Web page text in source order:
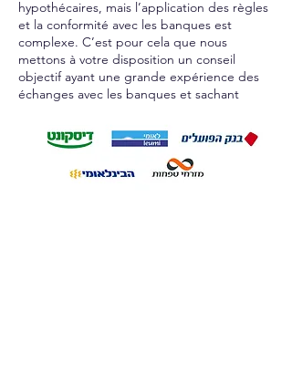
hypothécaires, mais l’application des règles
et la conformité avec les banques est
complexe. C’est pour cela que nous
mettons à votre disposition un conseil
objectif ayant une grande expérience des
échanges avec les banques et sachant
financement. Rendez-vous sur notre page
Conseil en prêt hypothécaire